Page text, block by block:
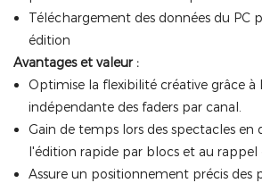
Téléchargement des données du PC
édition
Avantages et valeur :
Optimise la flexibilité créative grâce
indépendante des faders par canal.
Gain de temps lors des spectacles en
l'édition rapide par blocs et au rappel
Assure un positionnement précis des